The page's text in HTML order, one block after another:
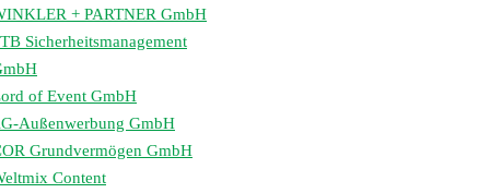
+ PARTNER GmbH
Sicherheitsmanagement
of Event GmbH
Außenwerbung GmbH
Grundvermögen GmbH
Content